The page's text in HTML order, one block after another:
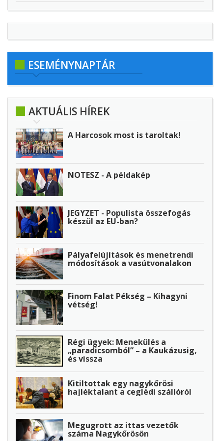
ESEMÉNYNAPTÁR
AKTUÁLIS HÍREK
A Harcosok most is taroltak!
NOTESZ - A példakép
JEGYZET - Populista összefogás
készül az EU-ban?
Pályafelújítások és menetrendi
módosítások a vasútvonalakon
Finom Falat Pékség – Kihagyni
vétség!
Régi ügyek: Menekülés a
„paradicsomból” – a Kaukázusig,
és vissza
Kitiltottak egy nagykőrösi
hajléktalant a ceglédi szállóról
Megugrott az ittas vezetők
száma Nagykőrösön